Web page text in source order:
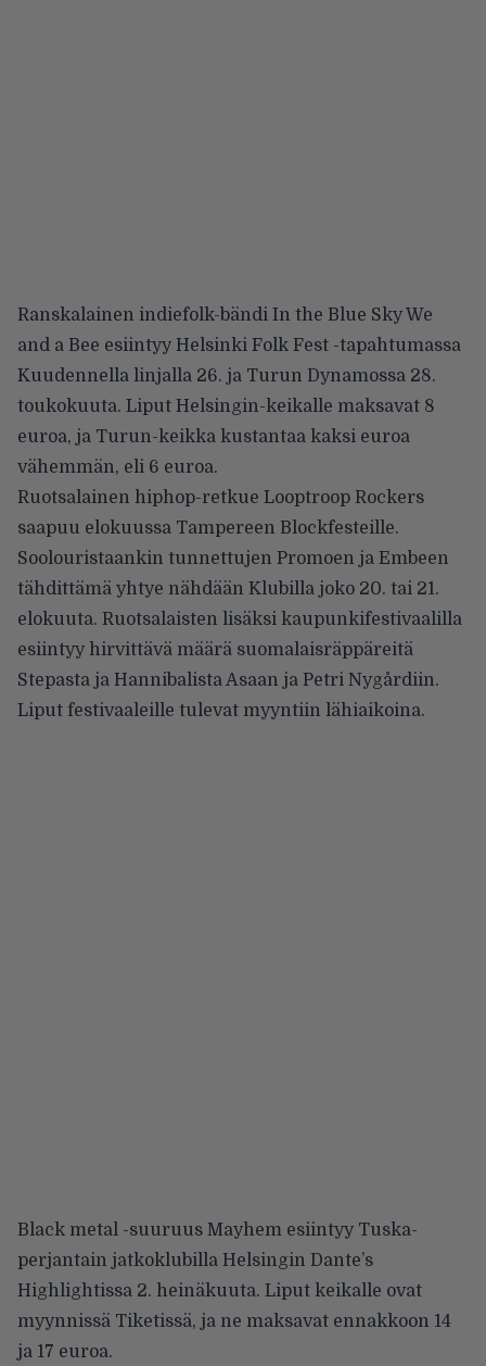
Ranskalainen indiefolk-bändi In the Blue Sky We
and a Bee esiintyy Helsinki Folk Fest -tapahtumassa
Kuudennella linjalla 26. ja Turun Dynamossa 28.
toukokuuta. Liput Helsingin-keikalle maksavat 8
euroa, ja Turun-keikka kustantaa kaksi euroa
vähemmän, eli 6 euroa.
Ruotsalainen hiphop-retkue Looptroop Rockers
saapuu elokuussa Tampereen Blockfesteille.
Soolouristaankin tunnettujen Promoen ja Embeen
tähdittämä yhtye nähdään Klubilla joko 20. tai 21.
elokuuta. Ruotsalaisten lisäksi kaupunkifestivaalilla
esiintyy hirvittävä määrä suomalaisräppäreitä
Stepasta ja HannibalistaAsaan ja Petri Nygårdiin.
Liput festivaaleille tulevat myyntiin lähiaikoina.
Black metal -suuruus Mayhem esiintyy Tuska-
perjantain jatkoklubilla Helsingin Dante’s
Highlightissa 2. heinäkuuta. Liput keikalle ovat
myynnissä Tiketissä, ja ne maksavat ennakkoon 14
ja 17 euroa.